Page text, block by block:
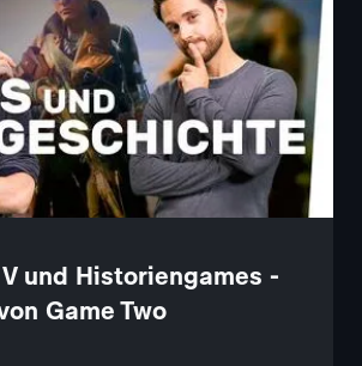
und Historiengames -
Game Two